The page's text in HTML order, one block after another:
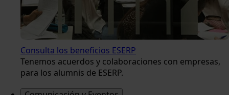
Consulta los beneficios ESERP
Tenemos acuerdos y colaboraciones con empresas,
para los alumnis de ESERP.